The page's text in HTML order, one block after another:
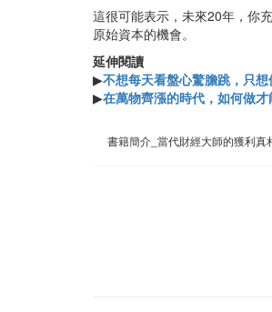
這很可能表示，未來20年，你
原始資本的機會。
延伸閱讀
▶不想每天看盤心驚膽跳，只
▶在萬物齊漲的時代，如何做
書籍簡介_當代財經大師的獲利